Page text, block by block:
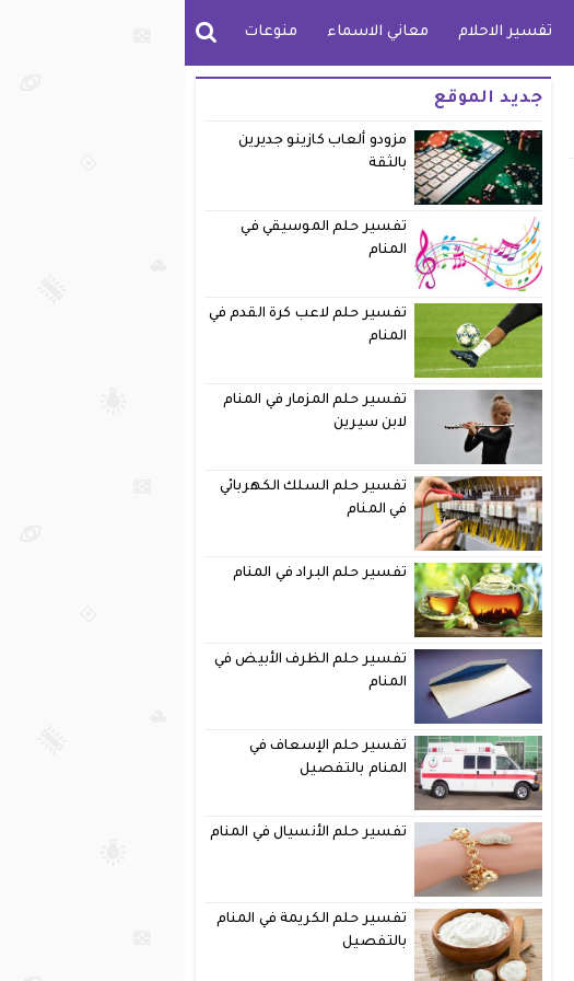
تفسير الاحلام معاني الاسماء منوعات
جديد الموقع
مزودو ألعاب كازينو جديرين
بالثقة
تفسير حلم الموسيقي في
المنام
تفسير حلم لاعب كرة القدم في
المنام
تفسير حلم المزمار في المنام
لابن سيرين
تفسير حلم السلك الكهربائي
في المنام
تفسير حلم البراد في المنام
تفسير حلم الظرف الأبيض في
المنام
تفسير حلم الإسعاف في
المنام بالتفصيل
تفسير حلم الأنسيال في المنام
تفسير حلم الكريمة في المنام
بالتفصيل